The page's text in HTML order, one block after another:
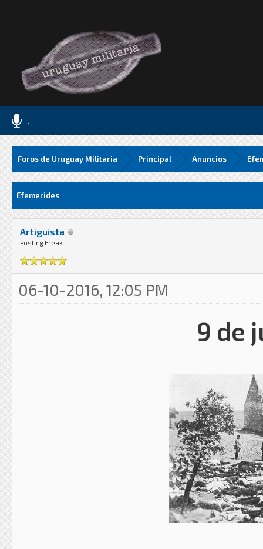
.
Foros de Uruguay Militaria Principal Anuncios
Efemerides
Artiguista
Posting Freak
06-10-2016, 12:05 PM
9 de